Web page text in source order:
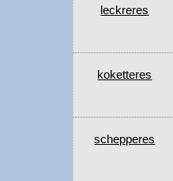
leckreres
koketteres
schepperes